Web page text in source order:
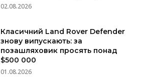
02.08.2026
Класичний Land Rover Defender
знову випускають: за
позашляховик просять понад
$500 000
01.08.2026